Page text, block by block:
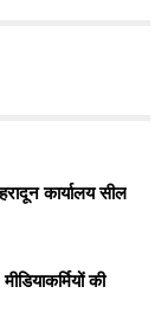
कार्यालय सील
की